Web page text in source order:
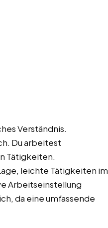
Verständnis.
Du arbeitest
Tätigkeiten.
leichte Tätigkeiten im
Arbeitseinstellung
da eine umfassende